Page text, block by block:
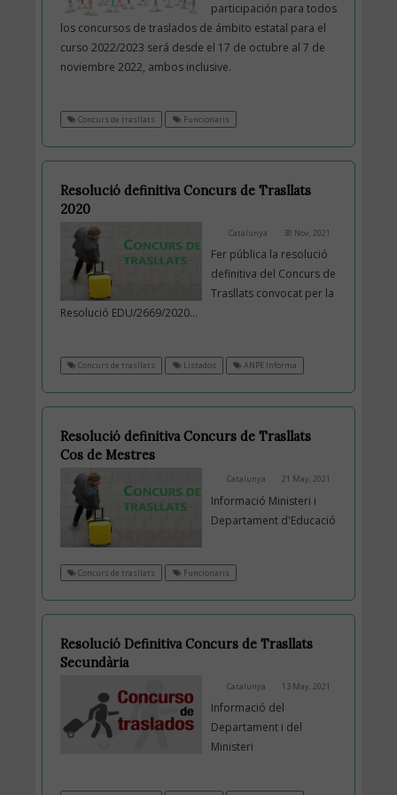
participación para todos
los concursos de traslados de ámbito estatal para el
curso 2022/2023 será desde el 17 de octubre al 7 de
noviembre 2022, ambos inclusive.
Concurs de trasllats Funcionaris
Resolució definitiva Concurs de Trasllats
2020
Catalunya 30 Nov, 2021
Fer pública la resolució
definitiva del Concurs de
Trasllats convocat per la
Resolució EDU/2669/2020...
Concurs de trasllats Listados ANPE Informa
Resolució definitiva Concurs de Trasllats
Cos de Mestres
Catalunya 21 May, 2021
Informació Ministeri i
Departament d'Educació
Concurs de trasllats Funcionaris
Resolució Definitiva Concurs de Trasllats
Secundària
Catalunya 13 May, 2021
Informació del
Departament i del
Ministeri